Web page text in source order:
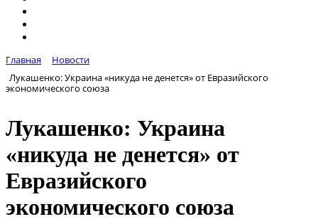
Главная
Новости
Лукашенко: Украина «никуда не денется» от Евразийского
экономического союза
Лукашенко: Украина
«никуда не денется» от
Евразийского
экономического союза